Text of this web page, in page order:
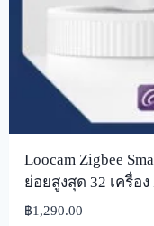
Loocam Zigbee
ย่อยสูงสุด 32 เครื่อง
฿1,290.00